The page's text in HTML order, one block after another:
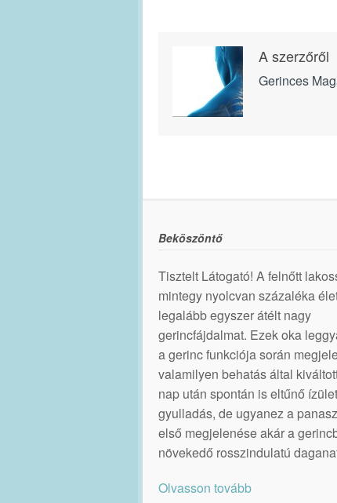
A szerzőről
Gerinces
Beköszöntő
Tisztelt Látogató! A felnőtt
mintegy nyolcvan százaléka
legalább egyszer átélt nagy
gerincfájdalmat. Ezek oka
a gerinc funkciója során
valamilyen behatás által
nap után spontán is eltűnő
gyulladás, de ugyanez a
első megjelenése akár a
növekedő rosszindulatú
Olvasson tovább